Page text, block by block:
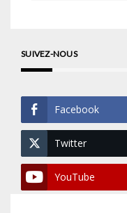
SUIVEZ-NOUS
Facebook
Twitter
YouTube